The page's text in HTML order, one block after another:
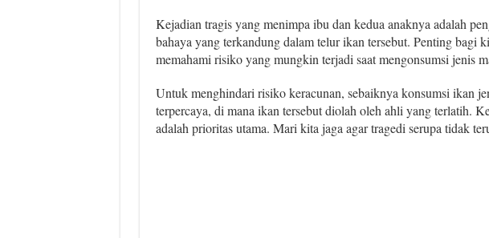
Kejadian tragis yang menimpa ibu dan kedua anaknya adalah
bahaya yang terkandung dalam telur ikan tersebut. Penting bagi
memahami risiko yang mungkin terjadi saat mengonsumsi jenis
Untuk menghindari risiko keracunan, sebaiknya konsumsi ikan
terpercaya, di mana ikan tersebut diolah oleh ahli yang terlatih.
adalah prioritas utama. Mari kita jaga agar tragedi serupa tidak